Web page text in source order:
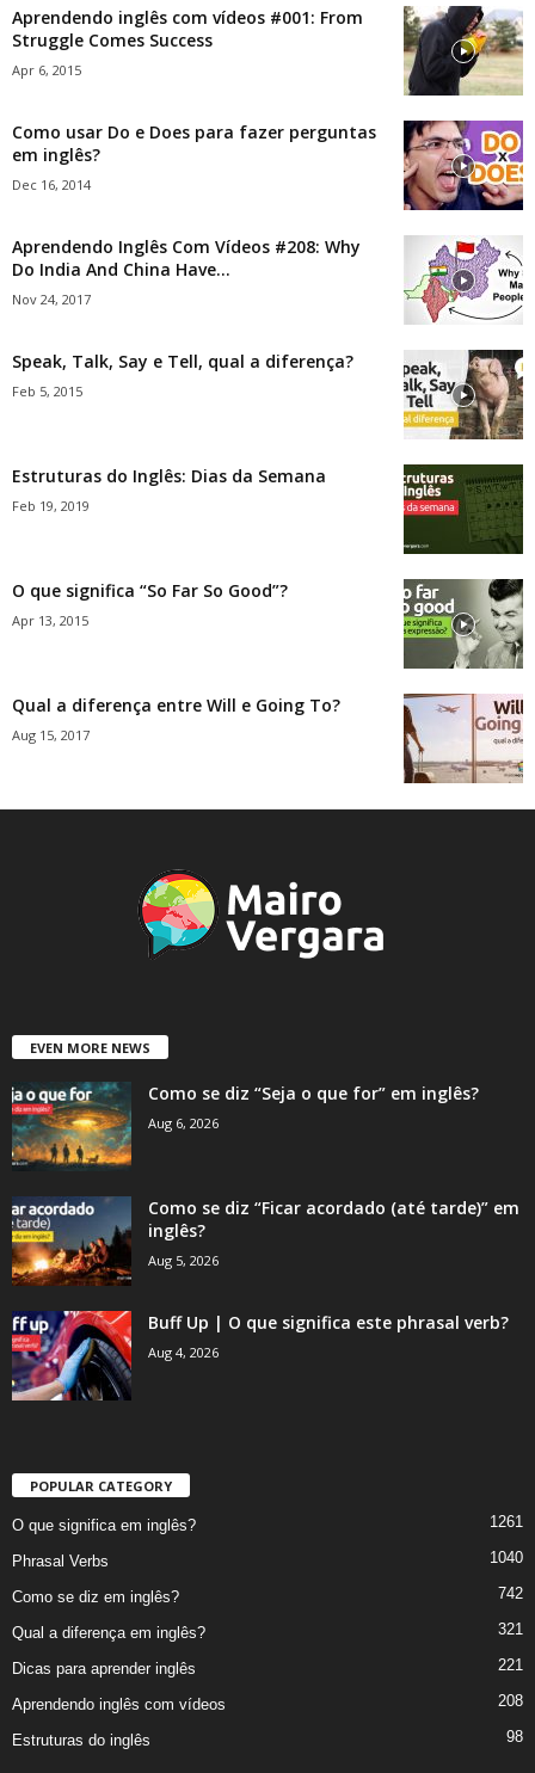
Aprendendo inglês com vídeos #001: From
Struggle Comes Success
Apr 6, 2015
Como usar Do e Does para fazer perguntas
em inglês?
Dec 16, 2014
Aprendendo Inglês Com Vídeos #208: Why
Do India And China Have...
Nov 24, 2017
Speak, Talk, Say e Tell, qual a diferença?
Feb 5, 2015
Estruturas do Inglês: Dias da Semana
Feb 19, 2019
O que significa “So Far So Good”?
Apr 13, 2015
Qual a diferença entre Will e Going To?
Aug 15, 2017
EVEN MORE NEWS
Como se diz “Seja o que for” em inglês?
Aug 6, 2026
Como se diz “Ficar acordado (até tarde)” em
inglês?
Aug 5, 2026
Buff Up | O que significa este phrasal verb?
Aug 4, 2026
POPULAR CATEGORY
O que significa em inglês? 1261
Phrasal Verbs 1040
Como se diz em inglês? 742
Qual a diferença em inglês? 321
Dicas para aprender inglês 221
Aprendendo inglês com vídeos 208
Estruturas do inglês 98